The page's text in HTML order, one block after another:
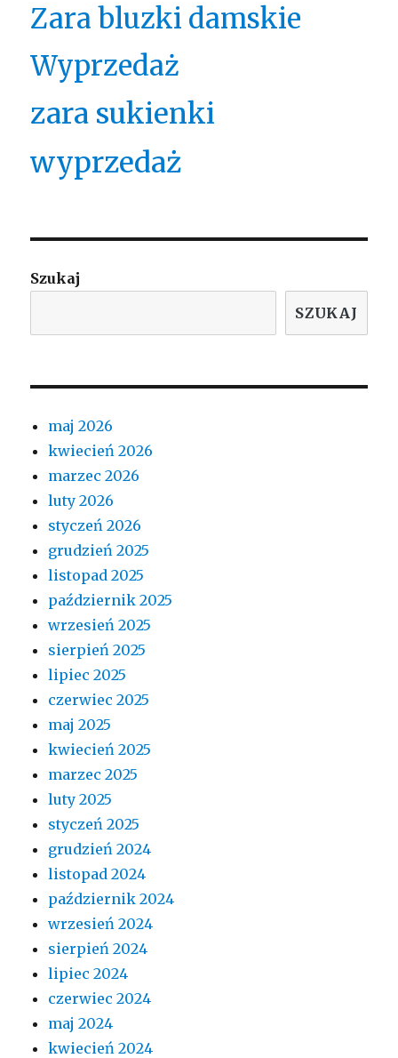
Zara bluzki damskie
Wyprzedaż
zara sukienki
wyprzedaż
Szukaj
SZUKAJ
maj 2026
kwiecień 2026
marzec 2026
luty 2026
styczeń 2026
grudzień 2025
listopad 2025
październik 2025
wrzesień 2025
sierpień 2025
lipiec 2025
czerwiec 2025
maj 2025
kwiecień 2025
marzec 2025
luty 2025
styczeń 2025
grudzień 2024
listopad 2024
październik 2024
wrzesień 2024
sierpień 2024
lipiec 2024
czerwiec 2024
maj 2024
kwiecień 2024